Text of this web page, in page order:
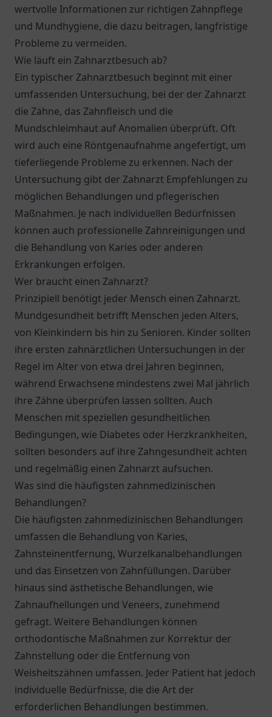
wertvolle Informationen zur richtigen Zahnpflege
und Mundhygiene, die dazu beitragen, langfristige
Probleme zu vermeiden.
Wie läuft ein Zahnarztbesuch ab?
Ein typischer Zahnarztbesuch beginnt mit einer
umfassenden Untersuchung, bei der der Zahnarzt
die Zähne, das Zahnfleisch und die
Mundschleimhaut auf Anomalien überprüft. Oft
wird auch eine Röntgenaufnahme angefertigt, um
tieferliegende Probleme zu erkennen. Nach der
Untersuchung gibt der Zahnarzt Empfehlungen zu
möglichen Behandlungen und pflegerischen
Maßnahmen. Je nach individuellen Bedürfnissen
können auch professionelle Zahnreinigungen und
die Behandlung von Karies oder anderen
Erkrankungen erfolgen.
Wer braucht einen Zahnarzt?
Prinzipiell benötigt jeder Mensch einen Zahnarzt.
Mundgesundheit betrifft Menschen jeden Alters,
von Kleinkindern bis hin zu Senioren. Kinder sollten
ihre ersten zahnärztlichen Untersuchungen in der
Regel im Alter von etwa drei Jahren beginnen,
während Erwachsene mindestens zwei Mal jährlich
ihre Zähne überprüfen lassen sollten. Auch
Menschen mit speziellen gesundheitlichen
Bedingungen, wie Diabetes oder Herzkrankheiten,
sollten besonders auf ihre Zahngesundheit achten
und regelmäßig einen Zahnarzt aufsuchen.
Was sind die häufigsten zahnmedizinischen
Behandlungen?
Die häufigsten zahnmedizinischen Behandlungen
umfassen die Behandlung von Karies,
Zahnsteinentfernung, Wurzelkanalbehandlungen
und das Einsetzen von Zahnfüllungen. Darüber
hinaus sind ästhetische Behandlungen, wie
Zahnaufhellungen und Veneers, zunehmend
gefragt. Weitere Behandlungen können
orthodontische Maßnahmen zur Korrektur der
Zahnstellung oder die Entfernung von
Weisheitszähnen umfassen. Jeder Patient hat jedoch
individuelle Bedürfnisse, die die Art der
erforderlichen Behandlungen bestimmen.